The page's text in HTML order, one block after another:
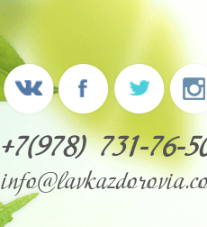
+7(978) 731-76-